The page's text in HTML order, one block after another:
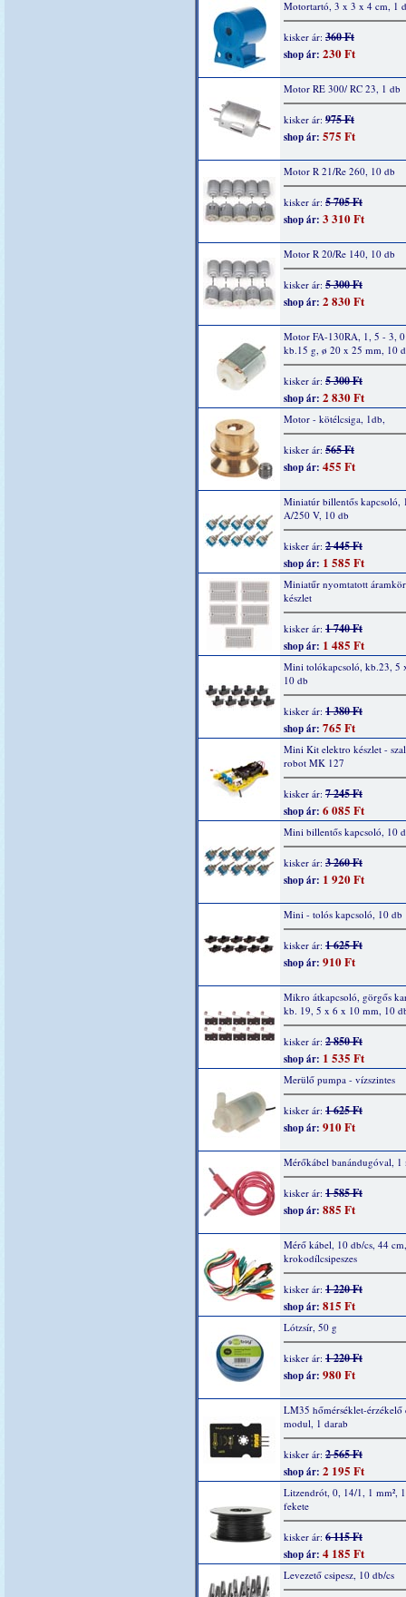
Motortartó, 3 x 3 x 4 cm, 1
kisker ár: 360 Ft
shop ár: 230 Ft
Motor RE 300/ RC 23, 1 db
kisker ár: 975 Ft
shop ár: 575 Ft
Motor R 21/Re 260, 10 db
kisker ár: 5 705 Ft
shop ár: 3 310 Ft
Motor R 20/Re 140, 10 db
kisker ár: 5 300 Ft
shop ár: 2 830 Ft
Motor FA-130RA, 1, 5 - 3,
kb.15 g, ø 20 x 25 mm, 10
kisker ár: 5 300 Ft
shop ár: 2 830 Ft
Motor - kötélcsiga, 1db,
kisker ár: 565 Ft
shop ár: 455 Ft
Miniatúr billentős kapcsoló,
A/250 V, 10 db
kisker ár: 2 445 Ft
shop ár: 1 585 Ft
Miniatűr nyomtatott
készlet
kisker ár: 1 740 Ft
shop ár: 1 485 Ft
Mini tolókapcsoló, kb.23, 5
10 db
kisker ár: 1 380 Ft
shop ár: 765 Ft
Mini Kit elektro készlet -
robot MK 127
kisker ár: 7 245 Ft
shop ár: 6 085 Ft
Mini billentős kapcsoló, 10
kisker ár: 3 260 Ft
shop ár: 1 920 Ft
Mini - tolós kapcsoló, 10 db
kisker ár: 1 625 Ft
shop ár: 910 Ft
Mikro átkapcsoló, görgős
kb. 19, 5 x 6 x 10 mm, 10
kisker ár: 2 850 Ft
shop ár: 1 535 Ft
Merülő pumpa - vízszintes
kisker ár: 1 625 Ft
shop ár: 910 Ft
Mérőkábel banándugóval, 1
kisker ár: 1 585 Ft
shop ár: 885 Ft
Mérő kábel, 10 db/cs, 44 cm,
krokodílcsipeszes
kisker ár: 1 220 Ft
shop ár: 815 Ft
Lótzsír, 50 g
kisker ár: 1 220 Ft
shop ár: 980 Ft
LM35 hőmérséklet-érzékelő
modul, 1 darab
kisker ár: 2 565 Ft
shop ár: 2 195 Ft
Litzendrót, 0, 14/1, 1 mm²,
fekete
kisker ár: 6 115 Ft
shop ár: 4 185 Ft
Levezető csipesz, 10 db/cs